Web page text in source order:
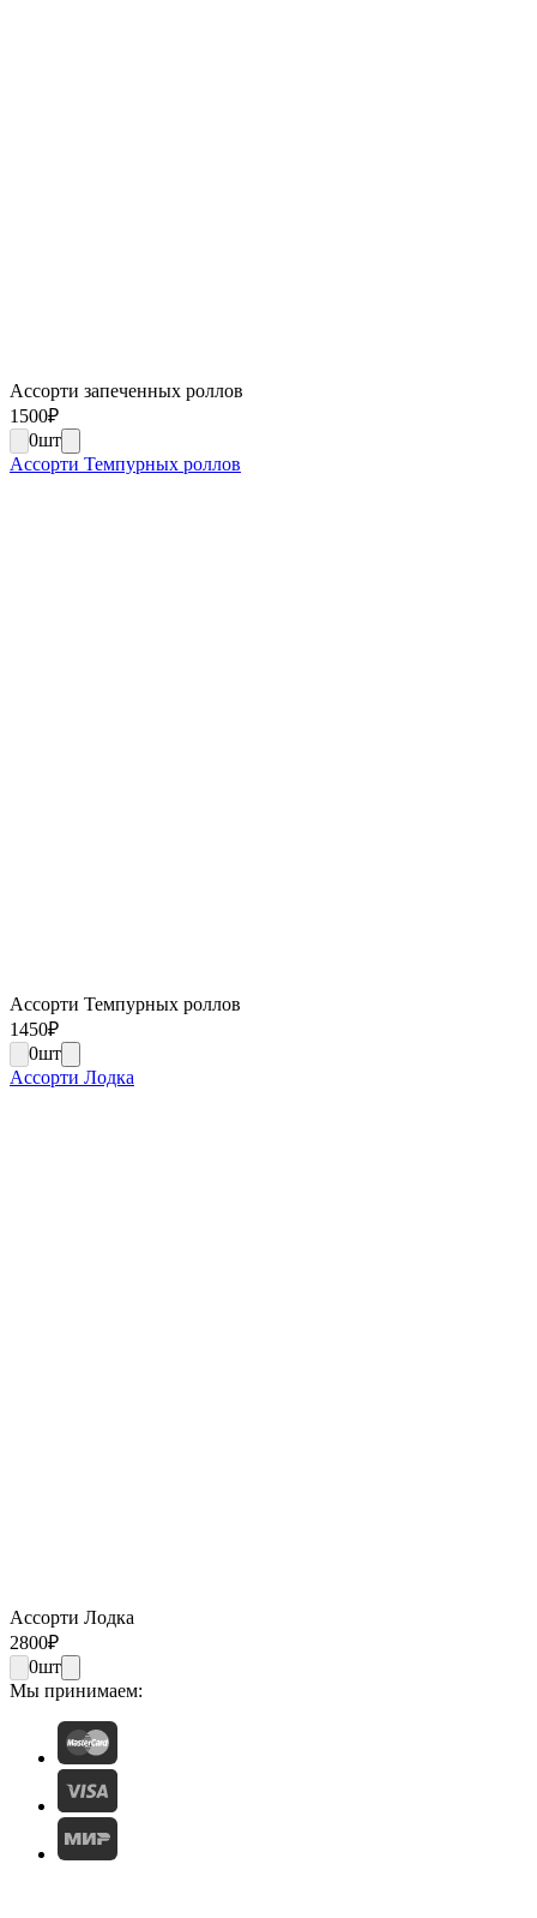
Ассорти запеченных роллов
1500₽
0шт
Ассорти Темпурных роллов
Ассорти Темпурных роллов
1450₽
0шт
Ассорти Лодка
Ассорти Лодка
2800₽
0шт
Мы принимаем: